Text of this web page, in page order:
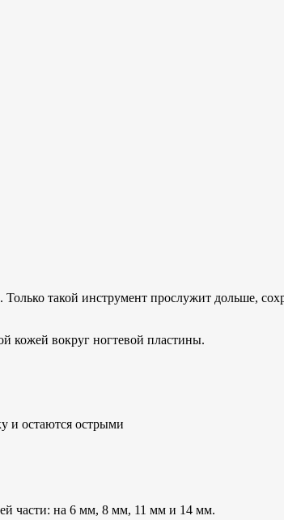
такой инструмент прослужит дольше,
кожей вокруг ногтевой пластины.
и остаются острыми
части: на 6 мм, 8 мм, 11 мм и 14 мм.